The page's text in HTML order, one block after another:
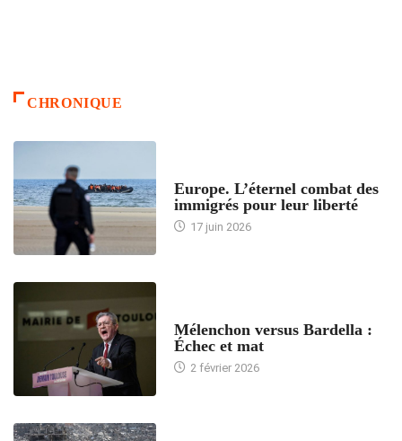
CHRONIQUE
Europe. L’éternel combat des
immigrés pour leur liberté
17 juin 2026
Mélenchon versus Bardella :
Échec et mat
2 février 2026